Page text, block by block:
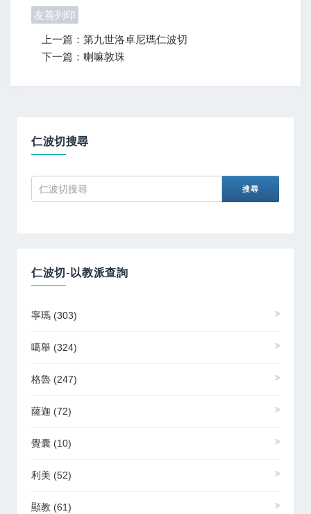
友善列印
上一篇：第九世洛卓尼瑪仁波切
下一篇：喇嘛敦珠
仁波切搜尋
仁波切-以教派查詢
寧瑪 (303)
噶舉 (324)
格魯 (247)
薩迦 (72)
覺囊 (10)
利美 (52)
顯教 (61)